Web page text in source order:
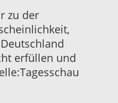
zu der
erfüllen und